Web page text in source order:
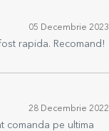
05 Decembrie 2023
rapida. Recomand!
28 Decembrie 2022
comanda pe ultima